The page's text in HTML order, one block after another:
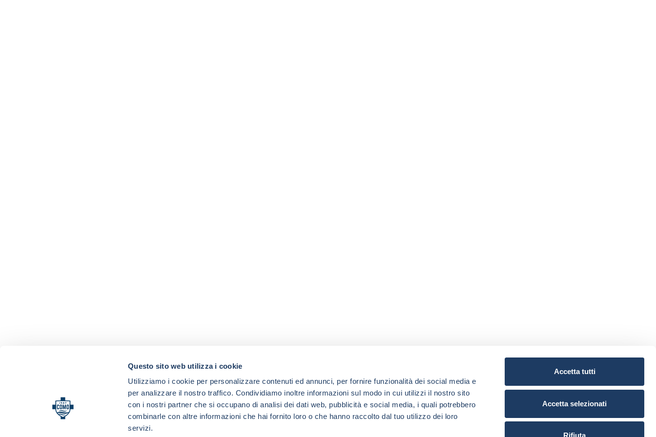
Questo sito web utilizza i cookie
Utilizziamo i cookie per personalizzare contenuti ed annunci, per fornire funzionalità dei social media e
per analizzare il nostro traffico. Condividiamo inoltre informazioni sul modo in cui utilizzi il nostro sito
con i nostri partner che si occupano di analisi dei dati web, pubblicità e social media, i quali potrebbero
combinarle con altre informazioni che hai fornito loro o che hanno raccolto dal tuo utilizzo dei loro
servizi.
Accetta tutti
Accetta selezionati
Rifiuta